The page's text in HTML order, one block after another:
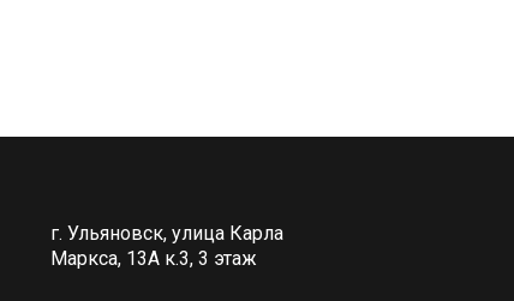
г. Ульяновск, улица Карла
Маркса, 13А к.3, 3 этаж